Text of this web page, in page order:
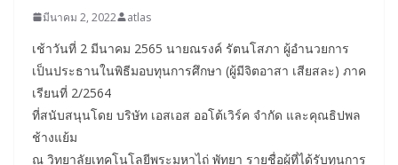
มีนาคม 2, 2022 atlas
เช้าวันที่ 2 มีนาคม 2565 นายณรงค์ รัตนโสภา ผู้อำนวยการ
เป็นประธานในพิธีมอบทุนการศึกษา (ผู้มีจิตอาสา เสียสละ) ภาค
เรียนที่ 2/2564
ที่สนับสนุนโดย บริษัท เอสเอส ออโต้เวิร์ค จำกัด และคุณธิปพล
ช้างแย้ม
ณ วิทยาลัยเทคโนโลยีพระมหาไถ่ พัทยา รายชื่อผู้ที่ได้รับทุนการ